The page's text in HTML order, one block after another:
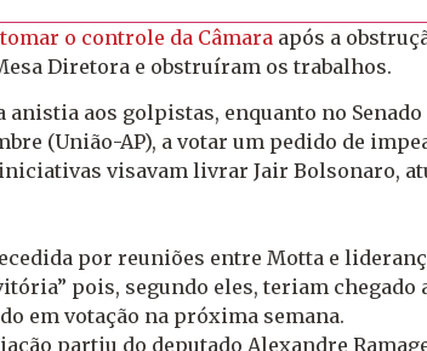
o controle da Câmara após a
Diretora e obstruíram os trabalhos.
anistia aos golpistas, enquanto no
(União-AP), a votar um pedido de
visavam livrar Jair Bolsonaro,
por reuniões entre Motta e
pois, segundo eles, teriam chegado
em votação na próxima semana.
partiu do deputado Alexandre